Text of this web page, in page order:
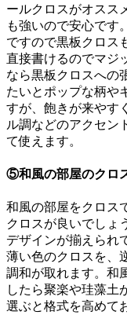
ールクロスがオスス
も強いので安心です
ですので黒板クロス
直接書けるのでマジ
なら黒板クロスへの
たいとポップな柄や
すが、飽きが来やす
ル調などのアクセン
て使えます。
⑤和風の部屋のクロ
和風の部屋をクロス
クロスが良いでしょ
デザインが揃えられ
薄い色のクロスを、
調和が取れます。和
したら聚楽や珪藻土
選ぶと格式を高めて